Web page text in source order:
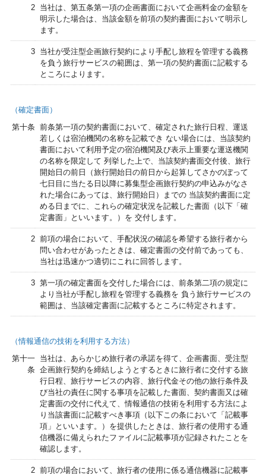
2
当社は、第五条第一項の企画書面において企画料金の金額を
明示した場合は、当該金額を前項の契約書面において明示し
ます。
3
当社が受注型企画旅行契約により手配し旅程を管理する義務
を負う旅行サービスの範囲は、第一項の契約書面に記載する
ところによります。
（確定書面）
第十条 前条第一項の契約書面において、確定された旅行日程、運送
若しくは宿泊機関の名称を記載でき ない場合には、当該契約
書面において利用予定の宿泊機関及び表示上重要な運送機関
の名称を限定して 列挙した上で、当該契約書面交付後、旅行
開始日の前日（旅行開始日の前日から起算してさかのぼって
七日目に当たる日以降に募集型企画旅行契約の申込みがなさ
れた場合にあっては、旅行開始日）までの 当該契約書面に定
める日までに、これらの確定状況を記載した書面（以下「確
定書面」といいます。）を 交付します。
2 前項の場合において、手配状況の確認を希望する旅行者から
問い合わせがあったときは、確定書面の交付前であっても、
当社は迅速かつ適切にこれに回答します。
3 第一項の確定書面を交付した場合には、前条第二項の規定に
より当社が手配し旅程を管理する義務を 負う旅行サービスの
範囲は、当該確定書面に記載するところに特定されます。
（情報通信の技術を利用する方法）
第十一
条
当社は、あらかじめ旅行者の承諾を得て、企画書面、受注型
企画旅行契約を締結しようとするときに旅行者に交付する旅
行日程、旅行サービスの内容、旅行代金その他の旅行条件及
び当社の責任に関する事項を記載した書面、契約書面又は確
定書面の交付に代えて、情報通信の技術を利用する方法によ
り当該書面に記載すべき事項（以下この条において「記載事
項」といいます。）を提供したときは、旅行者の使用する通
信機器に備えられたファイルに記載事項が記録されたことを
確認します。
2 前項の場合において、旅行者の使用に係る通信機器に記載事